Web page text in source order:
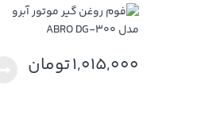
1,015,000تومان